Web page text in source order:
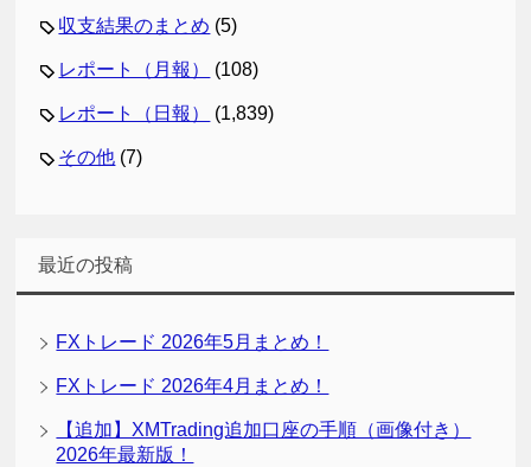
収支結果のまとめ (5)
レポート（月報） (108)
レポート（日報） (1,839)
その他 (7)
最近の投稿
FXトレード 2026年5月まとめ！
FXトレード 2026年4月まとめ！
【追加】XMTrading追加口座の手順（画像付き）
2026年最新版！